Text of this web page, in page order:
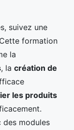
suivez une
formation
la
, la création de
les produits
des modules